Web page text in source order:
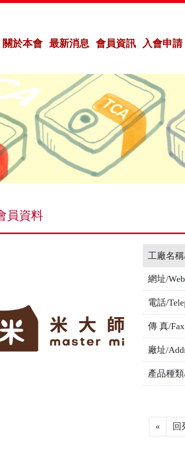
關於本會 最新消息 會員資訊 入會申請
員資料
工廠名稱
網址/
電話/
傳 真/Fax
廠址/
產品種類
« 回